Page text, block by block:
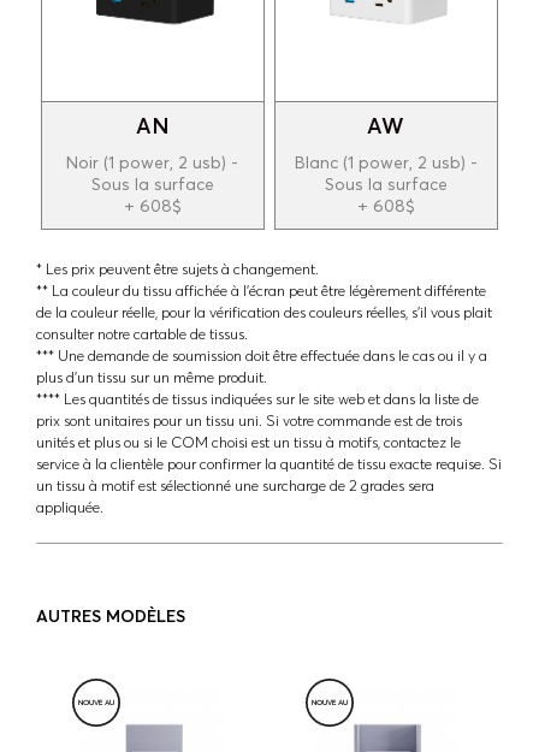
AN
Noir (1 power, 2 usb) -
Sous la surface
+ 608$
AW
Blanc (1 power, 2 usb) -
Sous la surface
+ 608$
* Les prix peuvent être sujets à changement.
** La couleur du tissu affichée à l'écran peut être légèrement différente
de la couleur réelle, pour la vérification des couleurs réelles, s'il vous plait
consulter notre cartable de tissus.
*** Une demande de soumission doit être effectuée dans le cas ou il y a
plus d'un tissu sur un même produit.
**** Les quantités de tissus indiquées sur le site web et dans la liste de
prix sont unitaires pour un tissu uni. Si votre commande est de trois
unités et plus ou si le COM choisi est un tissu à motifs, contactez le
service à la clientèle pour confirmer la quantité de tissu exacte requise. Si
un tissu à motif est sélectionné une surcharge de 2 grades sera
appliquée.
AUTRES MODÈLES
NOUVEAU NOUVEAU